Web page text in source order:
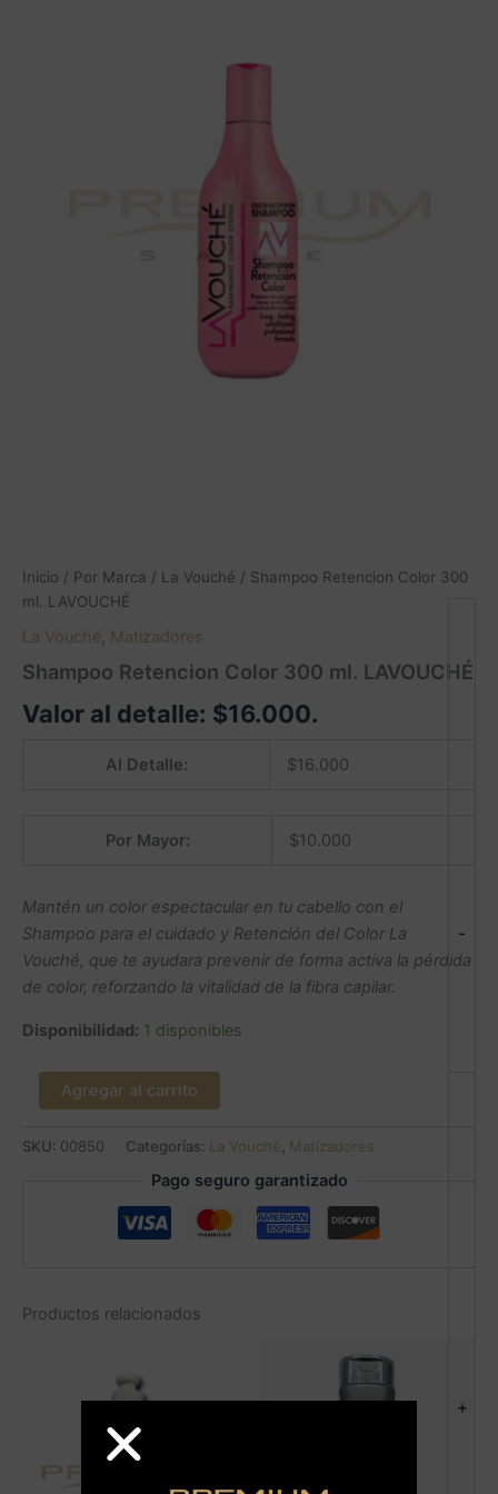
Inicio / Por Marca / La Vouché / Shampoo Retencion Color 300
ml. LAVOUCHÉ
La Vouché, Matizadores
Shampoo Retencion Color 300 ml. LAVOUCHÉ
Valor al detalle: $16.000.
Al Detalle: $16.000
Por Mayor: $10.000
Mantén un color espectacular en tu cabello con el
Shampoo para el cuidado y Retención del Color La
Vouché, que te ayudara prevenir de forma activa la pérdida
de color, reforzando la vitalidad de la fibra capilar.
Disponibilidad: 1 disponibles
-
+
Agregar al carrito
SKU: 00850 Categorías: La Vouché Matizadores
Pago seguro garantizado
Productos relacionados